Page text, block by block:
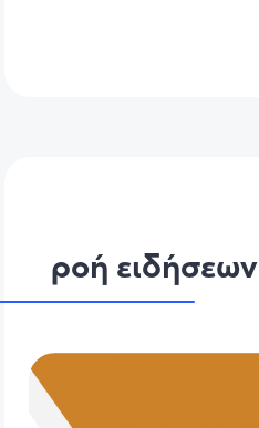
ροή ειδήσεων